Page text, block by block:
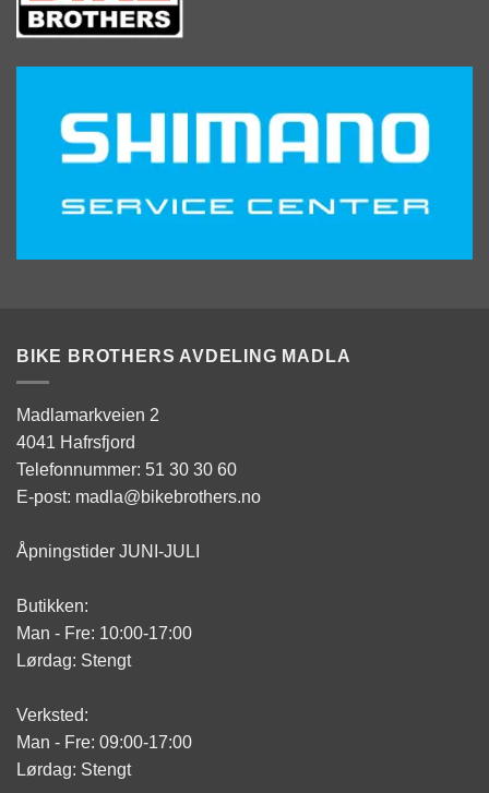
BIKE BROTHERS AVDELING MADLA
Madlamarkveien 2
4041 Hafrsfjord
Telefonnummer: 51 30 30 60
E-post: madla@bikebrothers.no
Åpningstider JUNI-JULI
Butikken:
Man - Fre: 10:00-17:00
Lørdag: Stengt
Verksted:
Man - Fre: 09:00-17:00
Lørdag: Stengt